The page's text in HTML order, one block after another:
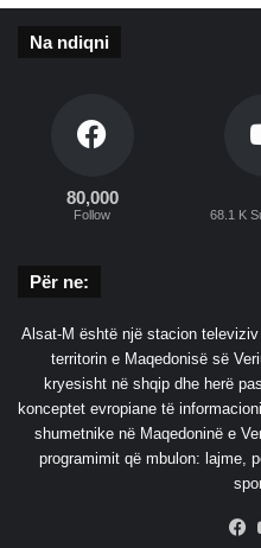
Na ndiqni
80,000
Follow 68.1 K
Për ne:
Alsat-M është një stacion
territorin e Maqedonisë së
kryesisht në shqip dhe herë
konceptet evropiane të
shumetnike në Maqedoninë e
programimit që mbulon: lajme,